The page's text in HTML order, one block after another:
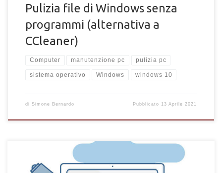
Pulizia file di Windows senza
programmi (alternativa a
CCleaner)
Computer manutenzione pc pulizia pc
sistema operativo Windows windows 10
di Simone Bernardo Pubblicato 13 Aprile 2021